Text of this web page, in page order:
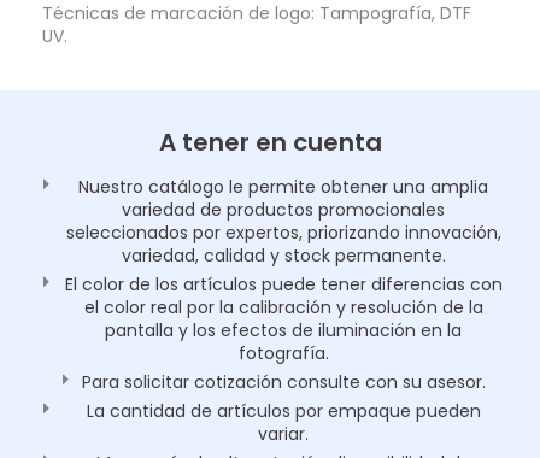
Técnicas de marcación de logo: Tampografía, DTF
UV.
A tener en cuenta
Nuestro catálogo le permite obtener una amplia
variedad de productos promocionales
seleccionados por expertos, priorizando innovación,
variedad, calidad y stock permanente.
El color de los artículos puede tener diferencias con
el color real por la calibración y resolución de la
pantalla y los efectos de iluminación en la
fotografía.
Para solicitar cotización consulte con su asesor.
La cantidad de artículos por empaque pueden
variar.